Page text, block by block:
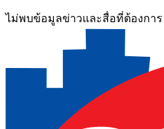
ไม่พบข้อมูลข่าวและสื่อที่ต้องการ